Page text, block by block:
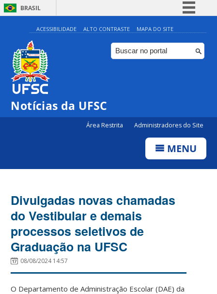
BRASIL
Simplifique!
Comunica BR
Participe
ACESSIBILIDADE ALTO CONTRASTE MAPA DO SITE
Notícias da UFSC
Área Restrita Administradores do Site
MENU
Divulgadas novas chamadas
do Vestibular e demais
processos seletivos de
Graduação na UFSC
08/08/2024 14:57
O Departamento de Administração Escolar (DAE) da